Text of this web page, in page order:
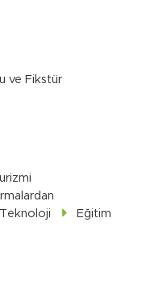
ve Fikstür
Teknoloji
Eğitim